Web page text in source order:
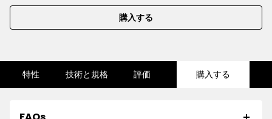
購入する
特性 技術と規格 評価 購入する